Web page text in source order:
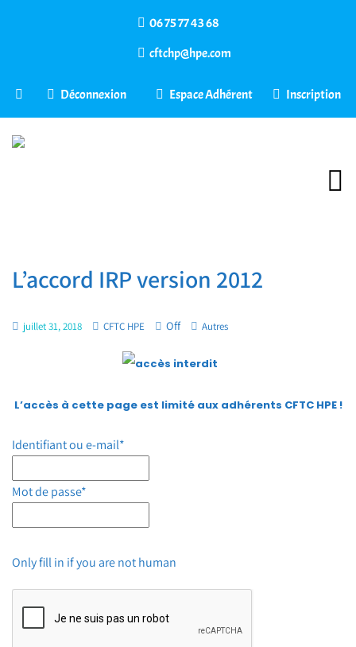
06 75 77 43 68
cftchp@hpe.com
Déconnexion Espace Adhérent Inscription
L’accord IRP version 2012
juillet 31, 2018 CFTC HPE Off Autres
L’accès à cette page est limité aux adhérents CFTC HPE!
Identifiant ou e-mail*
Mot de passe*
Only fill in if you are not human